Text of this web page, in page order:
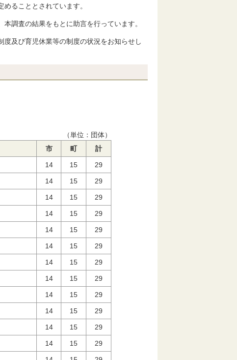
ることとされています。
調査の結果をもとに助言を行っています。
及び育児休業等の制度の状況をお知らせし
（単位：団体）
市 町 計
14 15 29
14 15 29
14 15 29
14 15 29
14 15 29
14 15 29
14 15 29
14 15 29
14 15 29
14 15 29
14 15 29
14 15 29